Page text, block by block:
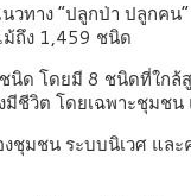
ทาง “ปลูกป่า ปลูกคน
ม้ถึง 1,459 ชนิด
โดยมี 8 ชนิดที่ใกล้
วิต โดยเฉพาะชุมช
มชน ระบบนิเวศ แล